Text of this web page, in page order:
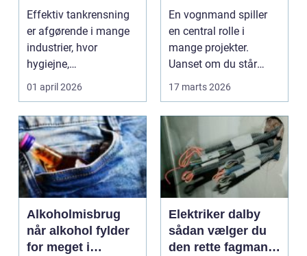
procesanlæg
Effektiv tankrensning
er afgørende i mange
industrier, hvor
hygiejne,
driftssikkerhed og
oppe...
01 april 2026
rette
transportpartner
En vognmand spiller
en central rolle i
mange projekter.
Uanset om du står
midt i et byggeprojekt,
17 marts 2026
Alkoholmisbrug
når alkohol fylder
for meget i
Elektriker dalby
sådan vælger du
den rette fagmand